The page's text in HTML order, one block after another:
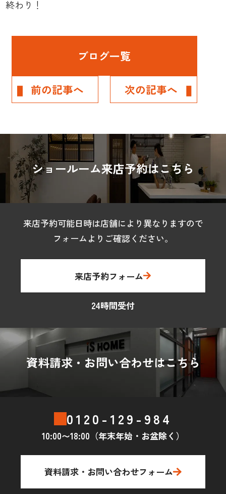
終わり！
前の記事へ
ブログ一覧
次の記事へ
ショールーム来店予約はこちら
来店予約可能日時は店舗により異なりますので
フォームよりご確認ください。
来店予約フォーム
24時間受付
資料請求・お問い合わせはこちら
0120-129-984
10:00〜18:00（年末年始・お盆除く）
資料請求・お問い合わせフォーム